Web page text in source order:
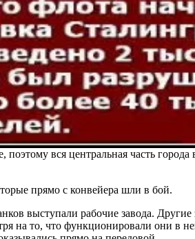
вся центральная часть
прямо с конвейера шли в бой.
выступали рабочие завода.
на то, что функционировали они в